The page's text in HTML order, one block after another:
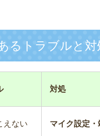
るトラブルと対
対処
えない マイク設定